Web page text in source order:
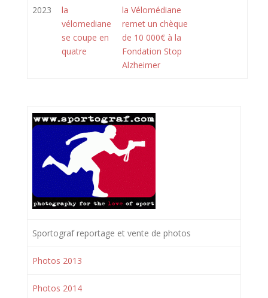
2023
la
vélomediane
se coupe en
quatre
la Vélomédiane
remet un chèque
de 10 000€ à la
Fondation Stop
Alzheimer
Sportograf reportage et vente de photos
Photos 2013
Photos 2014